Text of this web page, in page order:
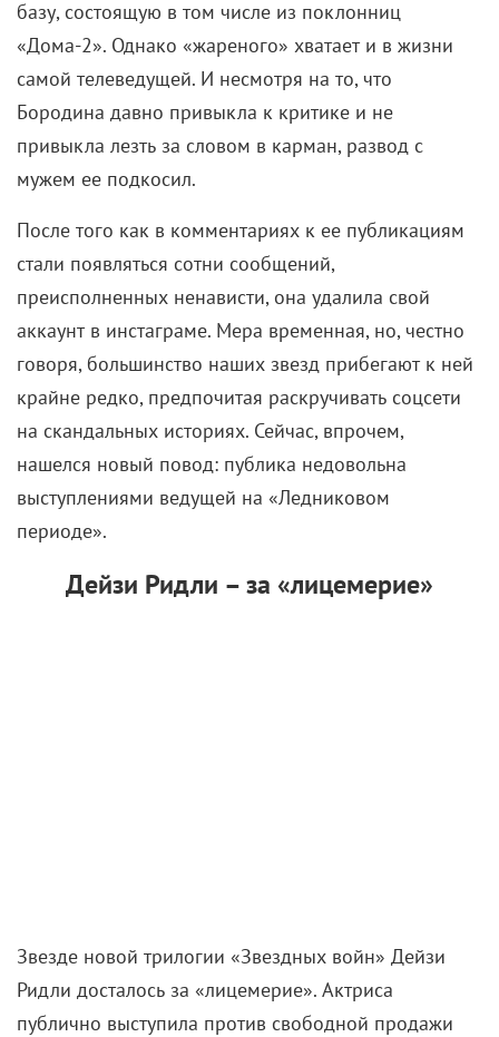
базу, состоящую в том числе из поклонниц
«Дома-2». Однако «жареного» хватает и в жизни
самой телеведущей. И несмотря на то, что
Бородина давно привыкла к критике и не
привыкла лезть за словом в карман, развод с
мужем ее подкосил.
После того как в комментариях к ее публикациям
стали появляться сотни сообщений,
преисполненных ненависти, она удалила свой
аккаунт в инстаграме. Мера временная, но, честно
говоря, большинство наших звезд прибегают к ней
крайне редко, предпочитая раскручивать соцсети
на скандальных историях. Сейчас, впрочем,
нашелся новый повод: публика недовольна
выступлениями ведущей на «Ледниковом
периоде».
Дейзи Ридли – за «лицемерие»
Звезде новой трилогии «Звездных войн» Дейзи
Ридли досталось за «лицемерие». Актриса
публично выступила против свободной продажи